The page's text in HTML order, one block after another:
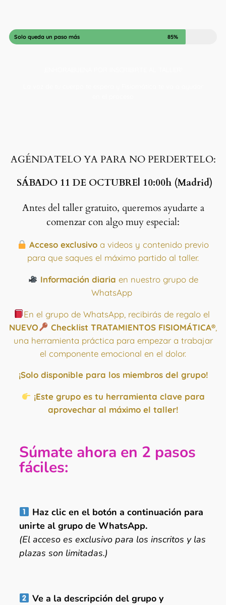
Solo queda un paso más 85%
AGÉNDATELO YA PARA NO PERDERTELO:
SÁBADO 11 DE OCTUBRE| 10:00h (Madrid)
Antes del taller gratuito, queremos ayudarte a
comenzar con algo muy especial:
Acceso exclusivo a videos y contenido previo
para que saques el máximo partido al taller.
Información diaria en nuestro grupo de
WhatsApp
En el grupo de WhatsApp, recibirás de regalo el
NUEVO
Checklist TRATAMIENTOS FISIOMÁTICA®,
una herramienta práctica para empezar a trabajar
el componente emocional en el dolor.
¡Solo disponible para los miembros del grupo!
¡Este grupo es tu herramienta clave para
aprovechar al máximo el taller!
Súmate ahora en 2 pasos
fáciles:
Haz clic en el botón a continuación para
unirte al grupo de WhatsApp.
(El acceso es exclusivo para los inscritos y las
plazas son limitadas.)
Ve a la descripción del grupo y